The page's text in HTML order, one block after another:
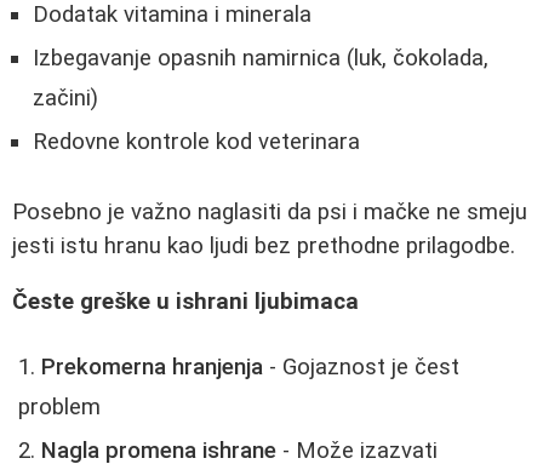
Dodatak vitamina i minerala
Izbegavanje opasnih namirnica (luk, čokolada,
začini)
Redovne kontrole kod veterinara
Posebno je važno naglasiti da psi i mačke ne smeju
jesti istu hranu kao ljudi bez prethodne prilagodbe.
Česte greške u ishrani ljubimaca
Prekomerna hranjenja - Gojaznost je čest
problem
Nagla promena ishrane - Može izazvati